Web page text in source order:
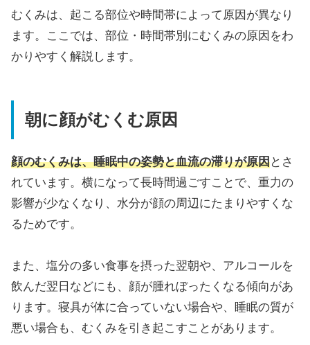
むくみは、起こる部位や時間帯によって原因が異なり
ます。ここでは、部位・時間帯別にむくみの原因をわ
かりやすく解説します。
朝に顔がむくむ原因
顔のむくみは、睡眠中の姿勢と血流の滞りが原因とさ
れています。横になって長時間過ごすことで、重力の
影響が少なくなり、水分が顔の周辺にたまりやすくな
るためです。
また、塩分の多い食事を摂った翌朝や、アルコールを
飲んだ翌日などにも、顔が腫れぼったくなる傾向があ
ります。寝具が体に合っていない場合や、睡眠の質が
悪い場合も、むくみを引き起こすことがあります。